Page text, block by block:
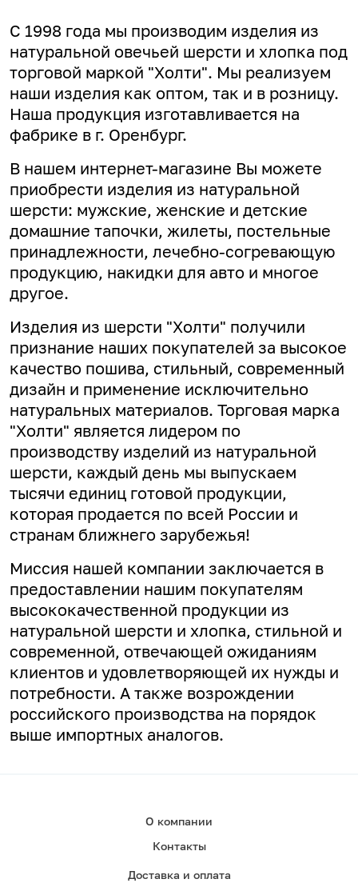
С 1998 года мы производим изделия из
натуральной овечьей шерсти и хлопка под
торговой маркой "Холти". Мы реализуем
наши изделия как оптом, так и в розницу.
Наша продукция изготавливается на
фабрике в г. Оренбург.
В нашем интернет-магазине Вы можете
приобрести изделия из натуральной
шерсти: мужские, женские и детские
домашние тапочки, жилеты, постельные
принадлежности, лечебно-согревающую
продукцию, накидки для авто и многое
другое.
Изделия из шерсти "Холти" получили
признание наших покупателей за высокое
качество пошива, стильный, современный
дизайн и применение исключительно
натуральных материалов. Торговая марка
"Холти" является лидером по
производству изделий из натуральной
шерсти, каждый день мы выпускаем
тысячи единиц готовой продукции,
которая продается по всей России и
странам ближнего зарубежья!
Миссия нашей компании заключается в
предоставлении нашим покупателям
высококачественной продукции из
натуральной шерсти и хлопка, стильной и
современной, отвечающей ожиданиям
клиентов и удовлетворяющей их нужды и
потребности. А также возрождении
российского производства на порядок
выше импортных аналогов.
О компании
Контакты
Доставка и оплата